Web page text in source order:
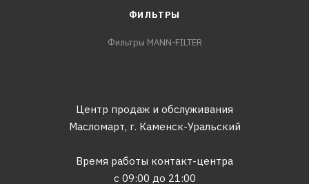
ФИЛЬТРЫ
Фильтры MANN-FILTER
Центр продаж и обслуживания
Масломарт, г. Каменск-Уральский
Время работы контакт-центра
с 09:00 до 21:00